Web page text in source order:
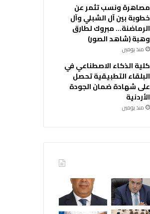
مصاهرة ونسب تثمر عن
خطوبة بين آل الشبلي وآل
الرماضنة… مبروك لطارق
وهبة (شاهد الصور)
منذ يومين
كلية الذكاء الاصطناعي في
البلقاء التطبيقية تحصل
على شهادة ضمان الجودة
الأردنية
منذ يومين